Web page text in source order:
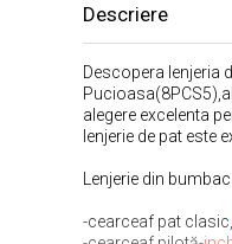
Descriere
Descopera lenjeria
alegere excelenta
lenjerie de pat este
Lenjerie din
-cearceaf pat clasic,